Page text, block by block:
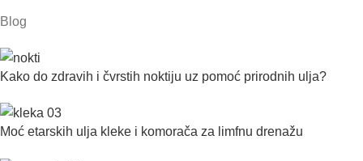
Blog
Kako do zdravih i čvrstih noktiju uz pomoć prirodnih ulja?
Moć etarskih ulja kleke i komorača za limfnu drenažu